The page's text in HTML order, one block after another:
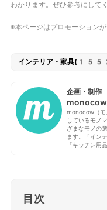
わかります。ぜひ参考にして
※本ページはプロモーションが
インテリア・家具
企画・制作
monocow
monocow（モ
しているモノ
ざまなモノの
ます。「イン
「キッチン用
目次